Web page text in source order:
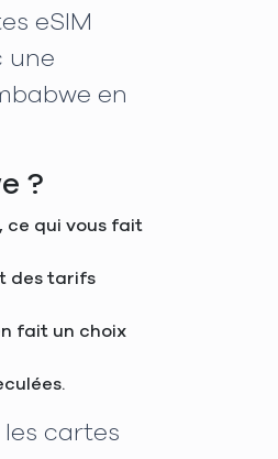
eSIM
une
en
?
ce qui vous fait
des tarifs
fait un choix
cartes